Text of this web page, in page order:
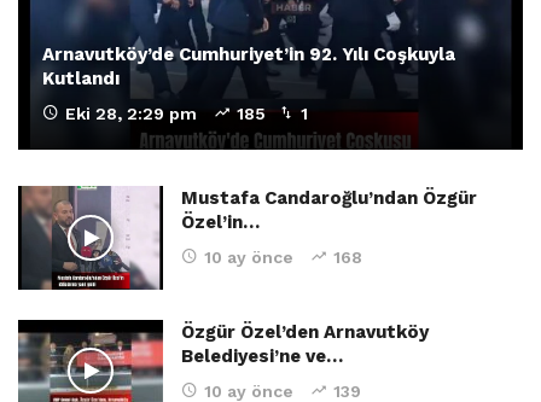
Arnavutköy’de Cumhuriyet’in 92. Yılı Coşkuyla
Kutlandı
Eki 28, 2:29 pm 185 1
Mustafa Candaroğlu’ndan Özgür
Özel’in…
10 ay önce 168
Özgür Özel’den Arnavutköy
Belediyesi’ne ve…
10 ay önce 139